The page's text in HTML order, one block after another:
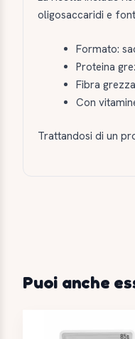
oligosaccaridi e
Formato:
Proteina
Fibra
Con
Trattandosi di un
Puoi anche